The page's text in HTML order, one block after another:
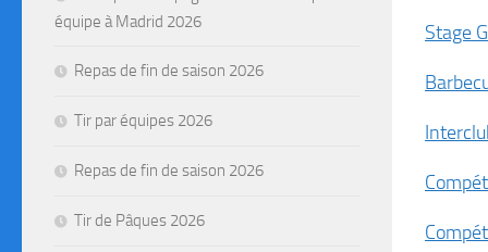
Stage
équipe à Madrid 2026
Repas de fin de saison 2026
Tir par équipes 2026
Repas de fin de saison 2026
Tir de Pâques 2026